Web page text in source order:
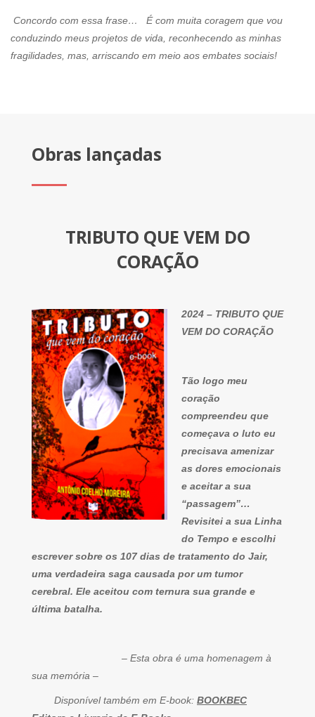
Concordo com essa frase… É com muita coragem que vou
conduzindo meus projetos de vida, reconhecendo as minhas
fragilidades, mas, arriscando em meio aos embates sociais!
Obras lançadas
TRIBUTO QUE VEM DO
CORAÇÃO
2024 – TRIBUTO QUE
VEM DO CORAÇÃO
Tão logo meu
coração
compreendeu que
começava o luto eu
precisava amenizar
as dores emocionais
e aceitar a sua
“passagem”…
Revisitei a sua Linha
do Tempo e escolhi
escrever sobre os 107 dias de tratamento do Jair,
uma verdadeira saga causada por um tumor
cerebral. Ele aceitou com ternura sua grande e
última batalha.
– Esta obra é uma homenagem à
sua memória –
Disponível também em E-book: BOOKBEC